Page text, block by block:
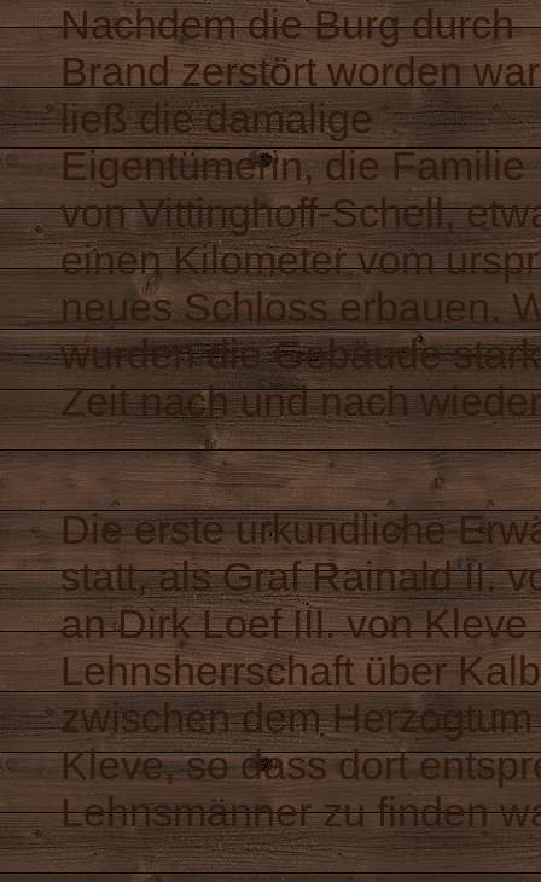
Nachdem die Burg durch
Brand zerstört worden
ließ die damalige
Eigentümerin, die Familie
von Vittinghoff-Schell,
einen Kilometer vom
neues Schloss erbauen.
wurden die Gebäude
Zeit nach und nach
Die erste urkundliche
statt, als Graf Rainald II.
an Dirk Loef III. von
Lehnsherrschaft über
zwischen dem
Kleve, so dass dort
Lehnsmänner zu finden